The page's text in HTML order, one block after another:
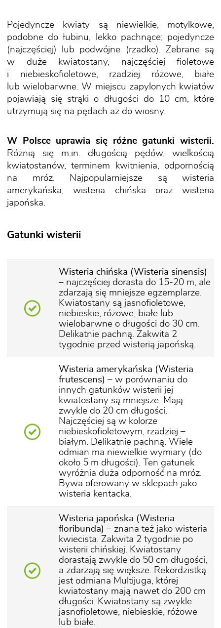
Pojedyncze kwiaty są niewielkie, motylkowe,
podobne do łubinu, lekko pachnące; pojedyncze
(najczęściej) lub podwójne (rzadko). Zebrane są
w duże kwiatostany, najczęściej fioletowe
i niebieskofioletowe, rzadziej różowe, białe
lub wielobarwne. W miejscu zapylonych kwiatów
pojawiają się strąki o długości do 10 cm, które
utrzymują się na pędach aż do wiosny.
W Polsce uprawia się różne gatunki wisterii.
Różnią się m.in. długością pędów, wielkością
kwiatostanów, terminem kwitnienia, odpornością
na mróz. Najpopularniejsze są wisteria
amerykańska, wisteria chińska oraz wisteria
japońska.
Gatunki wisterii
Wisteria chińska (Wisteria sinensis)
– najczęściej dorasta do 15-20 m, ale
zdarzają się mniejsze egzemplarze.
Kwiatostany są jasnofioletowe,
niebieskie, różowe, białe lub
wielobarwne o długości do 30 cm.
Delikatnie pachną. Zakwita 2
tygodnie przed wisterią japońską.
Wisteria amerykańska (Wisteria
frutescens) – w porównaniu do
innych gatunków wisterii jej
kwiatostany są mniejsze. Mają
zwykle do 20 cm długości.
Najczęściej są w kolorze
niebieskofioletowym, rzadziej –
białym. Delikatnie pachną. Wiele
odmian ma niewielkie wymiary (do
około 5 m długości). Ten gatunek
wyróżnia duża odporność na mróz.
Bywa oferowany w sklepach jako
wisteria kentacka.
Wisteria japońska (Wisteria
floribunda) – znana też jako wisteria
kwiecista. Zakwita 2 tygodnie po
wisterii chińskiej. Kwiatostany
dorastają zwykle do 50 cm długości,
a zdarzają się większe. Rekordzistką
jest odmiana Multijuga, której
kwiatostany mają nawet do 200 cm
długości. Kwiatostany są zwykle
jasnofioletowe, niebieskie, różowe
lub białe.